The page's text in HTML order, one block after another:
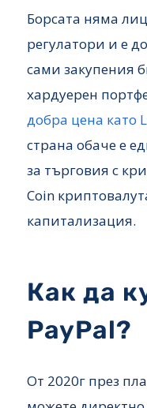
Борсата няма
регулатори и е
сами закупения
хардуерен
добра цена като
страна обаче е
за търговия с
Coin
капитализация.
Как да
PayPal?
От 2020г през